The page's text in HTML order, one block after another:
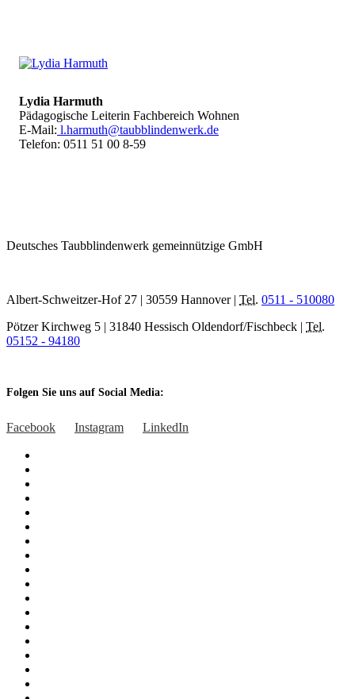
Lydia Harmuth
Pädagogische Leiterin Fachbereich Wohnen
E-Mail: l.harmuth@taubblindenwerk.de
Telefon: 0511 51 00 8-59
Deutsches Taubblindenwerk gemeinnützige GmbH
Albert-Schweitzer-Hof 27 | 30559 Hannover | Tel. 0511 - 510080
Pötzer Kirchweg 5 | 31840 Hessisch Oldendorf/Fischbeck | Tel.
05152 - 94180
Folgen Sie uns auf Social Media:
Facebook Instagram LinkedIn